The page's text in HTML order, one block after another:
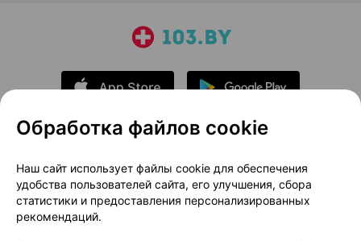
О проекте
Новости проекта
Размещение рекламы
Медицинский маркетинг
Публичный договор
Доставка
Обработка файлов cookie
Наш сайт использует файлы cookie для обеспечения
удобства пользователей сайта, его улучшения, сбора
статистики и предоставления персонализированных
рекомендаций.